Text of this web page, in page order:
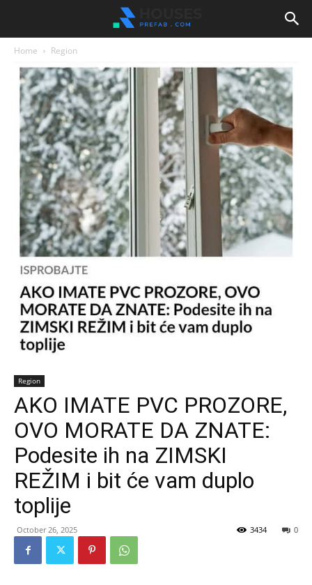
Home Region
Region
AKO IMATE PVC PROZORE,
OVO MORATE DA ZNATE:
Podesite ih na ZIMSKI
REŽIM i bit će vam duplo
toplije
October 26, 2025 0
3434